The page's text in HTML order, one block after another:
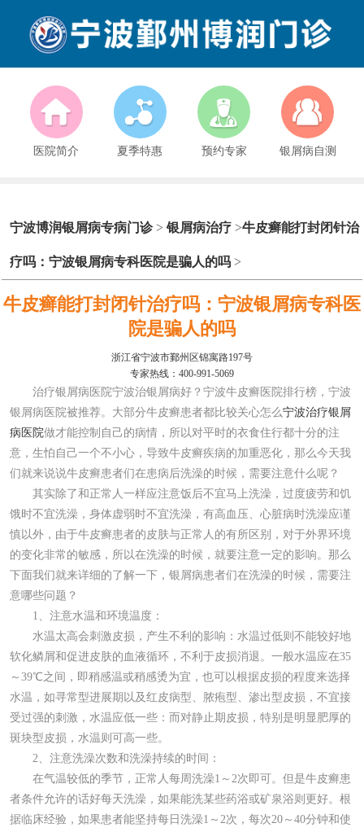
医院简介 夏季特惠 预约专家 银屑病自测
宁波博润银屑病专病门诊 > 银屑病治疗 >牛皮癣能打封闭针治
疗吗：宁波银屑病专科医院是骗人的吗 >
牛皮癣能打封闭针治疗吗：宁波银屑病专科医
院是骗人的吗
浙江省宁波市鄞州区锦寓路197号
专家热线：400-991-5069
治疗银屑病医院宁波治银屑病好？宁波牛皮癣医院排行榜，宁波
银屑病医院被推荐。大部分牛皮癣患者都比较关心怎么宁波治疗银屑
病医院做才能控制自己的病情，所以对平时的衣食住行都十分的注
意，生怕自己一个不小心，导致牛皮癣疾病的加重恶化，那么今天我
们就来说说牛皮癣患者们在患病后洗澡的时候，需要注意什么呢？
其实除了和正常人一样应注意饭后不宜马上洗澡，过度疲劳和饥
饿时不宜洗澡，身体虚弱时不宜洗澡，有高血压、心脏病时洗澡应谨
慎以外，由于牛皮癣患者的皮肤与正常人的有所区别，对于外界环境
的变化非常的敏感，所以在洗澡的时候，就要注意一定的影响。那么
下面我们就来详细的了解一下，银屑病患者们在洗澡的时候，需要注
意哪些问题？
1、注意水温和环境温度：
水温太高会刺激皮损，产生不利的影响：水温过低则不能较好地
软化鳞屑和促进皮肤的血液循环，不利于皮损消退。一般水温应在35
～39℃之间，即稍感温或稍感烫为宜，也可以根据皮损的程度来选择
水温，如寻常型进展期以及红皮病型、脓疱型、渗出型皮损，不宜接
受过强的刺激，水温应低一些：而对静止期皮损，特别是明显肥厚的
斑块型皮损，水温则可高一些。
2、注意洗澡次数和洗澡持续的时间：
在气温较低的季节，正常人每周洗澡1～2次即可。但是牛皮癣患
者条件允许的话好每天洗澡，如果能洗某些药浴或矿泉浴则更好。根
据临床经验，如果患者能坚持每日洗澡1～2次，每次20～40分钟和使